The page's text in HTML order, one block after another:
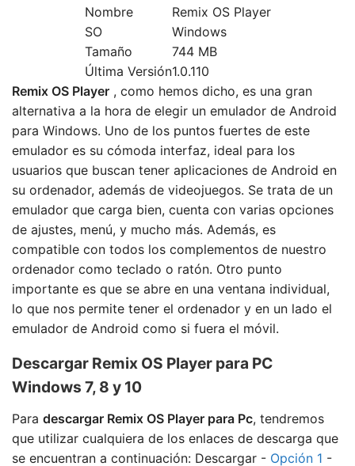
Nombre
Remix OS Player
SO
Windows
Tamaño
744 MB
Última Versión1.0.110
Remix OS Player , como hemos dicho, es una gran
alternativa a la hora de elegir un emulador de Android
para Windows. Uno de los puntos fuertes de este
emulador es su cómoda interfaz, ideal para los
usuarios que buscan tener aplicaciones de Android en
su ordenador, además de videojuegos. Se trata de un
emulador que carga bien, cuenta con varias opciones
de ajustes, menú, y mucho más. Además, es
compatible con todos los complementos de nuestro
ordenador como teclado o ratón. Otro punto
importante es que se abre en una ventana individual,
lo que nos permite tener el ordenador y en un lado el
emulador de Android como si fuera el móvil.
Descargar Remix OS Player para PC
Windows 7, 8 y 10
Para descargar Remix OS Player para Pc, tendremos
que utilizar cualquiera de los enlaces de descarga que
se encuentran a continuación: Descargar - Opción 1 -